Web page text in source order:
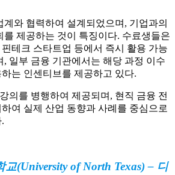
계와 협력하여 설계되었으며, 기업과의
를 제공하는 것이 특징이다. 수료생들은
테크 스타트업 등에서 즉시 활용 가능
, 일부 금융 기관에서는 해당 과정 이수
는 인센티브를 제공하고 있다.
의를 병행하여 제공되며, 현직 금융 전
여 실제 산업 동향과 사례를 중심으로
(University of North Texas) – 디